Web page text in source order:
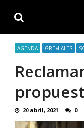
navigation
content
AGENDA GREMIALES
20 abril, 2021 0